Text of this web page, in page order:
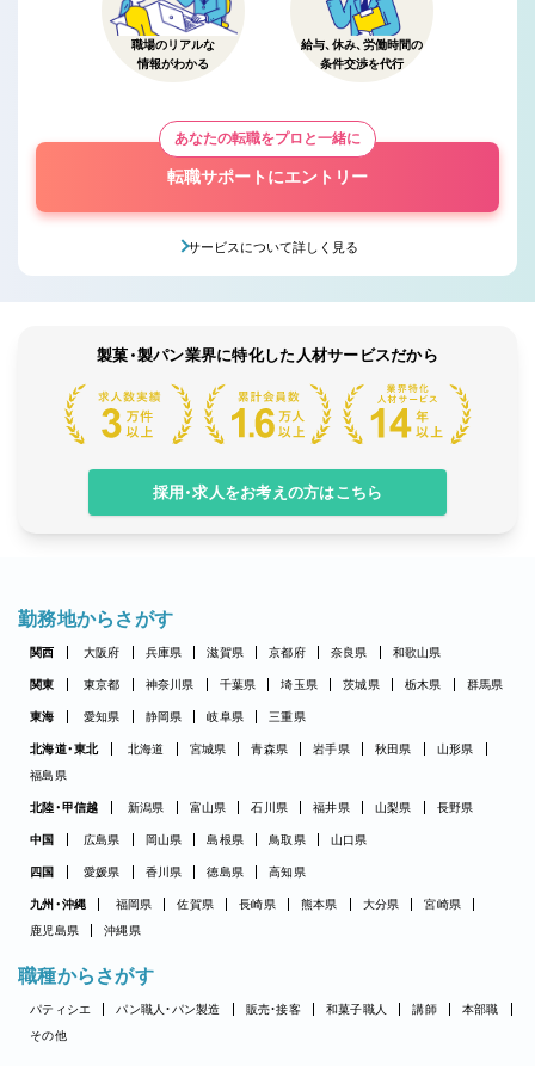
職場のリアルな
情報がわかる
給与、休み、労働時間の
条件交渉を代行
あなたの転職をプロと一緒に
転職サポートにエントリー
サービスについて詳しく見る
製菓・製パン業界に特化した人材サービスだから
採用・求人をお考えの方はこちら
勤務地からさがす
関西 大阪府 兵庫県 滋賀県 京都府 奈良県 和歌山県
関東 東京都 神奈川県 千葉県 埼玉県 茨城県 栃木県 群馬県
東海 愛知県 静岡県 岐阜県 三重県
北海道・東北 北海道 宮城県 青森県 岩手県 秋田県
山形県
福島県
北陸・甲信越 新潟県 富山県 石川県 福井県 山梨県 長野県
中国 広島県 岡山県 島根県 鳥取県 山口県
四国 愛媛県 香川県 徳島県 高知県
九州・沖縄 福岡県 佐賀県 長崎県 熊本県 大分県
宮崎県
鹿児島県
沖縄県
職種からさがす
パティシエ パン職人・パン製造 販売・接客 和菓子職人 講師
本部職
その他